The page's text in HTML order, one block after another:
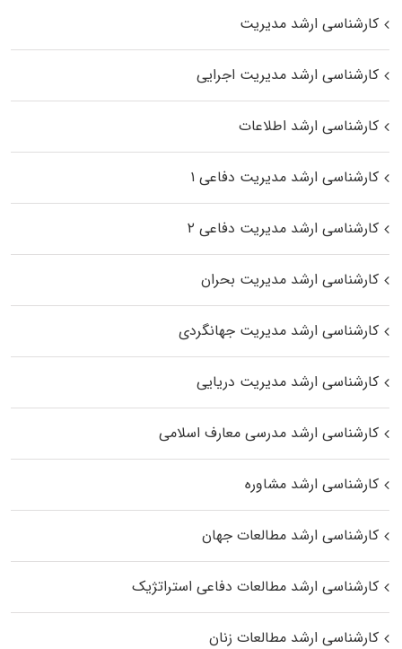
کارشناسی ارشد مدیریت
کارشناسی ارشد مدیریت اجرایی
کارشناسی ارشد اطلاعات
کارشناسی ارشد مدیریت دفاعی ۱
کارشناسی ارشد مدیریت دفاعی ۲
کارشناسی ارشد مدیریت بحران
کارشناسی ارشد مدیریت جهانگردی
کارشناسی ارشد مدیریت دریایی
کارشناسی ارشد مدرسی معارف اسلامی
کارشناسی ارشد مشاوره
کارشناسی ارشد مطالعات جهان
کارشناسی ارشد مطالعات دفاعی استراتژیک
کارشناسی ارشد مطالعات زنان